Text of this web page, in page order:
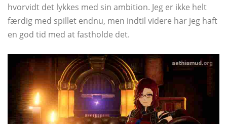
hvorvidt det lykkes med sin ambition. Jeg er ikke helt
færdig med spillet endnu, men indtil videre har jeg haft
en god tid med at fastholde det.